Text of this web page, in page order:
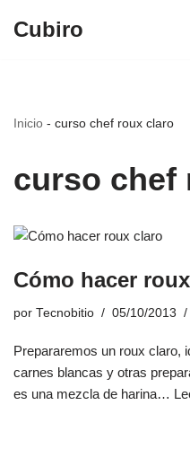
Cubiro
Inicio - curso chef roux claro
curso chef
Cómo hacer
por Tecnobitio 05/10/2013
Prepararemos un roux claro,
carnes blancas y otras
es una mezcla de harina…